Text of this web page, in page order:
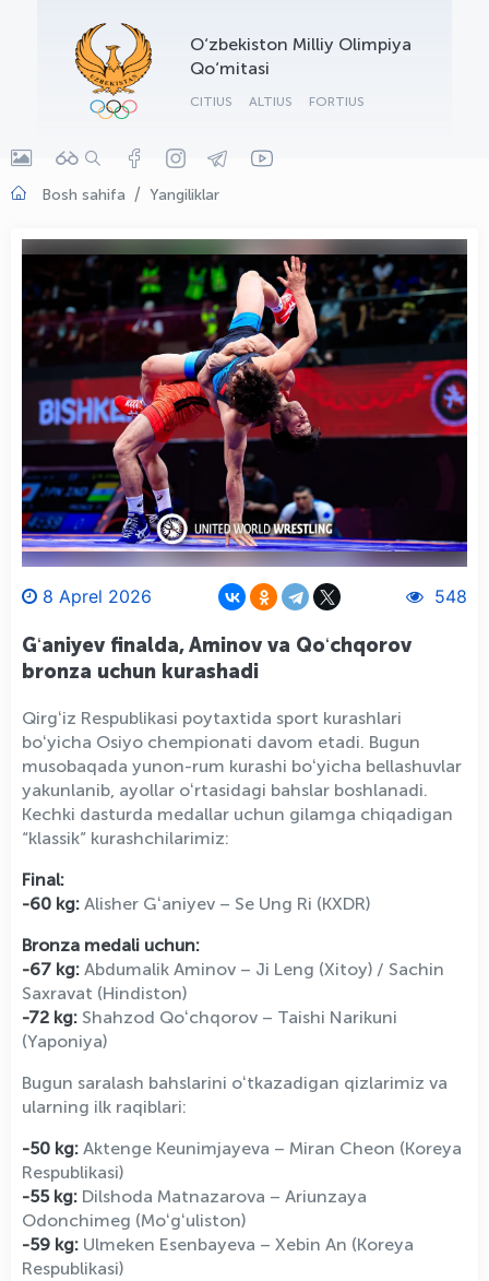
O‘zbekiston Milliy Olimpiya
Qo‘mitasi
CITIUS ALTIUS FORTIUS
Bosh sahifa Yangiliklar
8 Aprel 2026 548
Gʻaniyev finalda, Aminov va Qoʻchqorov
bronza uchun kurashadi
Qirgʻiz Respublikasi poytaxtida sport kurashlari
boʻyicha Osiyo chempionati davom etadi. Bugun
musobaqada yunon-rum kurashi boʻyicha bellashuvlar
yakunlanib, ayollar oʻrtasidagi bahslar boshlanadi.
Kechki dasturda medallar uchun gilamga chiqadigan
“klassik” kurashchilarimiz:
Final:
-60 kg: Alisher Gʻaniyev – Se Ung Ri (KXDR)
Bronza medali uchun:
-67 kg: Abdumalik Aminov – Ji Leng (Xitoy) / Sachin
Saxravat (Hindiston)
-72 kg: Shahzod Qoʻchqorov – Taishi Narikuni
(Yaponiya)
Bugun saralash bahslarini oʻtkazadigan qizlarimiz va
ularning ilk raqiblari:
-50 kg: Aktenge Keunimjayeva – Miran Cheon (Koreya
Respublikasi)
-55 kg: Dilshoda Matnazarova – Ariunzaya
Odonchimeg (Moʻgʻuliston)
-59 kg: Ulmeken Esenbayeva – Xebin An (Koreya
Respublikasi)
OLYMPCHIK AI - yordamchi
Onlayn · olympic.uz